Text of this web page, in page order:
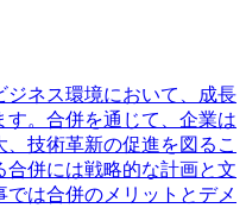
ネス環境において、成長
。合併を通じて、企業は
技術革新の促進を図るこ
合併には戦略的な計画と文
は合併のメリットとデメ